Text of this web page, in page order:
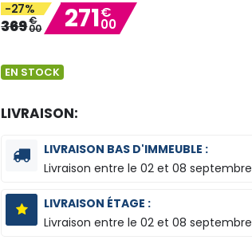
-27%
369€
00 271€
00
EN STOCK
LIVRAISON:
LIVRAISON BAS D'IMMEUBLE :
Livraison entre le02 et 08 septembre
LIVRAISON ÉTAGE :
Livraison entre le02 et 08 septembre